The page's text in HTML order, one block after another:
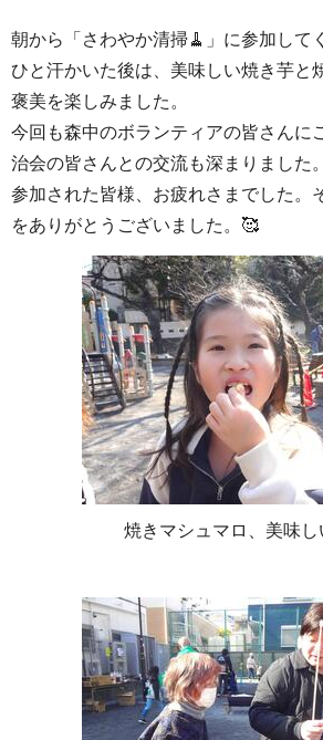
朝から「さわやか清掃🧹」に参加して
ひと汗かいた後は、美味しい焼き芋と
褒美を楽しみました。
今回も森中のボランティアの皆さんに
治会の皆さんとの交流も深まりました。
参加された皆様、お疲れさまでした。
をありがとうございました。🥰
焼きマシュマロ、美味